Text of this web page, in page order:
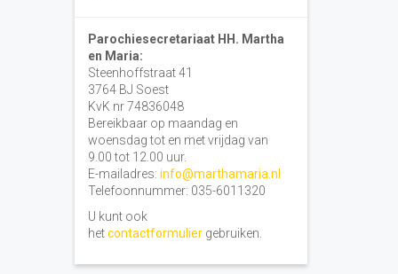
Parochiesecretariaat HH. Martha
en Maria:
Steenhoffstraat 41
3764 BJ Soest
KvK nr 74836048
Bereikbaar op maandag en
woensdag tot en met vrijdag van
9.00 tot 12.00 uur.
E-mailadres: info@marthamaria.nl
Telefoonnummer: 035-6011320
U kunt ook
hetcontactformuliergebruiken.